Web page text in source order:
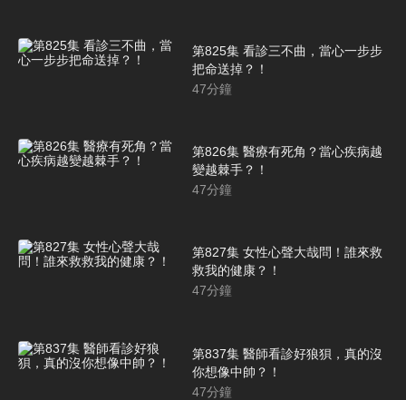
第825集 看診三不曲，當心一步步
把命送掉？！
47分鐘
第826集 醫療有死角？當心疾病越
變越棘手？！
47分鐘
第827集 女性心聲大哉問！誰來救
救我的健康？！
47分鐘
第837集 醫師看診好狼狽，真的沒
你想像中帥？！
47分鐘